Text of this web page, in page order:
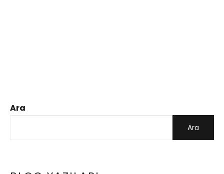
Ara
Ara